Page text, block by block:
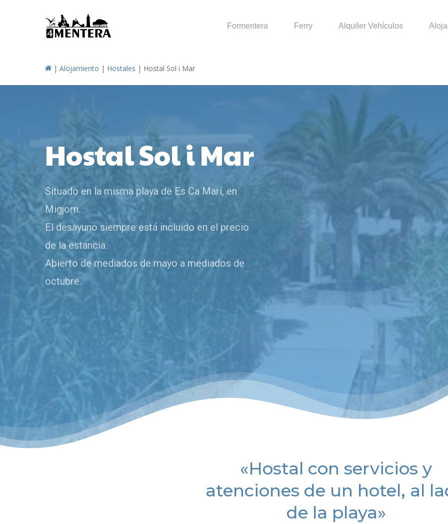
Formentera Ferry Alquiler Vehículos
| Alojamiento | Hostales | Hostal Sol i Mar
Hostal Sol i Mar
Situado en la misma playa de Es Ca Marí, en
Migjorn.
El desayuno siempre está incluido en el precio
de la estancia.
Abierto de mediados de mayo a mediados de
octubre.
«Hostal con servicios y
atenciones de un hotel, al
de la playa»